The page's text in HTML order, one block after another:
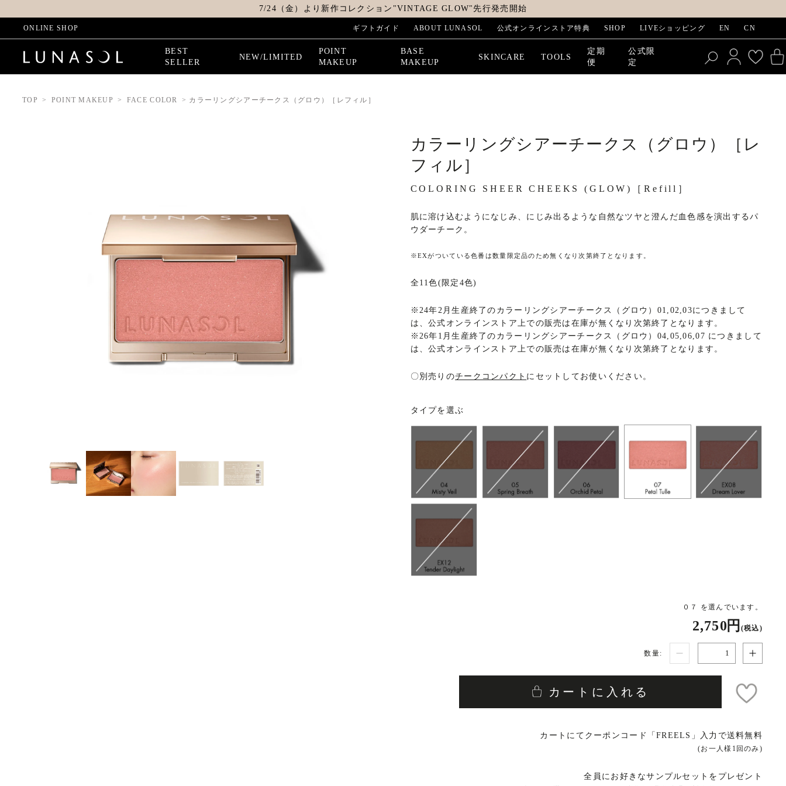
7/24（金）より新作コレクション"VINTAGE GLOW"先行発売開始
ONLINE SHOP ギフトガイド ABOUT LUNASOL 公式オンラインストア特典 SHOP LIVEショッピング EN CN
BEST
SELLER
NEW/LIMITED
POINT
MAKEUP
BASE
MAKEUP
SKINCARE TOOLS
定期
便
公式限
定
TOP POINT MAKEUP FACE COLOR カラーリングシアーチークス（グロウ）［レフィル］
カラーリングシアーチークス（グロウ）［レ
フィル］
COLORING SHEER CHEEKS (GLOW)［Refill］
肌に溶け込むようになじみ、にじみ出るような自然なツヤと澄んだ血色感を演出するパ
ウダーチーク。
※EXがついている色番は数量限定品のため無くなり次第終了となります。
全11色(限定4色)
※ 24年2月生産終了のカラーリングシアーチークス（グロウ）01,02,03につきまして
は、公式オンラインストア上での販売は在庫が無くなり次第終了となります。
※ 26年1月生産終了のカラーリングシアーチークス（グロウ）04,05,06,07 につきまして
は、公式オンラインストア上での販売は在庫が無くなり次第終了となります。
〇別売りのチークコンパクト にセットしてお使いください。
タイプを選ぶ
０７ を選んでいます。
2,750 円 (税込)
数量:
カートに入れる
カートにてクーポンコード「FREELS」入力で送料無料
(お一人様1回のみ)
全員にお好きなサンプルセットをプレゼント